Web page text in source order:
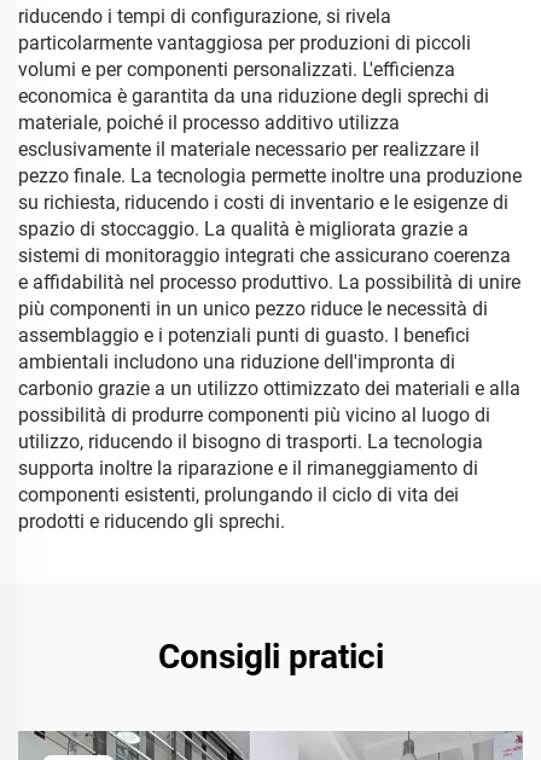
riducendo i tempi di configurazione, si rivela
particolarmente vantaggiosa per produzioni di piccoli
volumi e per componenti personalizzati. L'efficienza
economica è garantita da una riduzione degli sprechi di
materiale, poiché il processo additivo utilizza
esclusivamente il materiale necessario per realizzare il
pezzo finale. La tecnologia permette inoltre una produzione
su richiesta, riducendo i costi di inventario e le esigenze di
spazio di stoccaggio. La qualità è migliorata grazie a
sistemi di monitoraggio integrati che assicurano coerenza
e affidabilità nel processo produttivo. La possibilità di unire
più componenti in un unico pezzo riduce le necessità di
assemblaggio e i potenziali punti di guasto. I benefici
ambientali includono una riduzione dell'impronta di
carbonio grazie a un utilizzo ottimizzato dei materiali e alla
possibilità di produrre componenti più vicino al luogo di
utilizzo, riducendo il bisogno di trasporti. La tecnologia
supporta inoltre la riparazione e il rimaneggiamento di
componenti esistenti, prolungando il ciclo di vita dei
prodotti e riducendo gli sprechi.
Consigli pratici